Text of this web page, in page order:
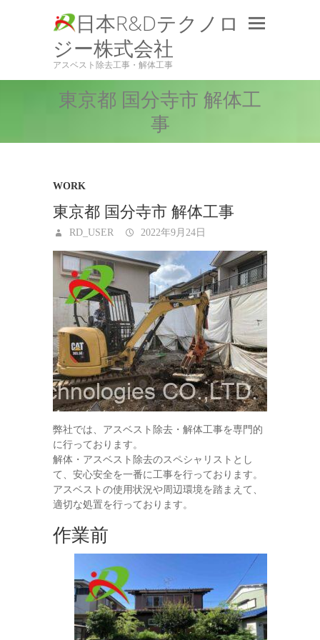
日本R&Dテクノロ
ジー株式会社
アスベスト除去工事・解体工事
東京都 国分寺市 解体工
事
WORK
東京都 国分寺市 解体工事
RD_USER 2022年9月24日
弊社では、アスベスト除去・解体工事を専門的
に行っております。
解体・アスベスト除去のスペシャリストとし
て、安心安全を一番に工事を行っております。
アスベストの使用状況や周辺環境を踏まえて、
適切な処置を行っております。
作業前